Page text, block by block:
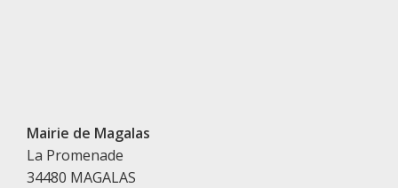
Mairie de Magalas
La Promenade
34480 MAGALAS